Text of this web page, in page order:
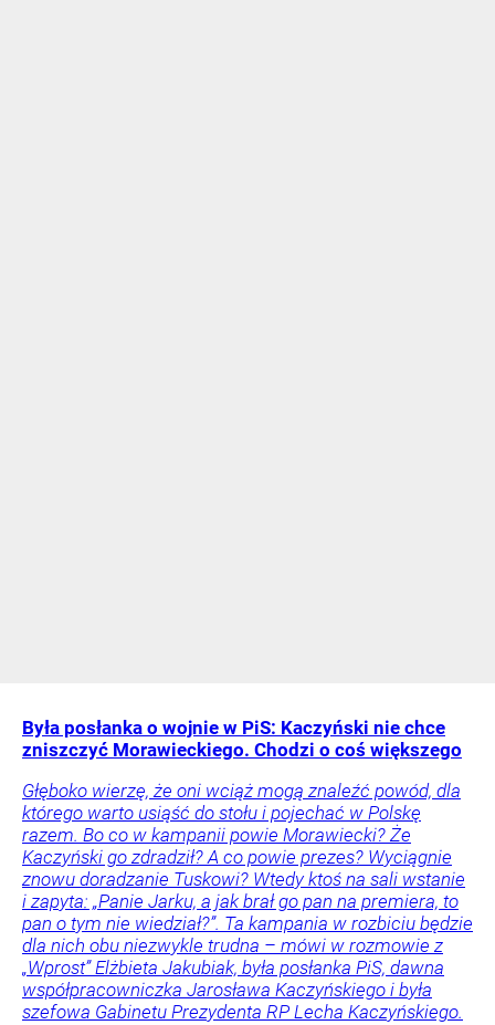
Była posłanka o wojnie w PiS: Kaczyński nie chce
zniszczyć Morawieckiego. Chodzi o coś większego
Głęboko wierzę, że oni wciąż mogą znaleźć powód, dla
którego warto usiąść do stołu i pojechać w Polskę
razem. Bo co w kampanii powie Morawiecki? Że
Kaczyński go zdradził? A co powie prezes? Wyciągnie
znowu doradzanie Tuskowi? Wtedy ktoś na sali wstanie
i zapyta: „Panie Jarku, a jak brał go pan na premiera, to
pan o tym nie wiedział?”. Ta kampania w rozbiciu będzie
dla nich obu niezwykle trudna – mówi w rozmowie z
„Wprost” Elżbieta Jakubiak, była posłanka PiS, dawna
współpracowniczka Jarosława Kaczyńskiego i była
szefowa Gabinetu Prezydenta RP Lecha Kaczyńskiego.